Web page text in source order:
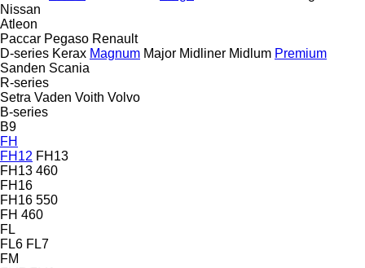
Nissan
Atleon
Paccar Pegaso Renault
D-series Kerax Magnum Major Midliner Midlum Premium
Sanden Scania
R-series
Setra Vaden Voith Volvo
B-series
B9
FH
FH12 FH13
FH13 460
FH16
FH16 550
FH 460
FL
FL6 FL7
FM